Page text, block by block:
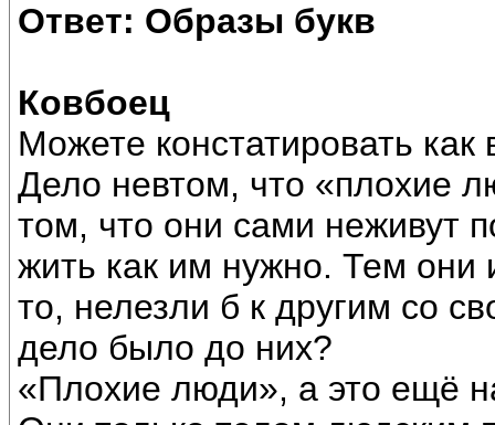
Ответ: Образы букв
Ковбоец
Можете констатировать как
Дело невтом, что «плохие
том, что они сами неживут
жить как им нужно. Тем
то, нелезли б к другим со
дело было до них?
«Плохие люди», а это ещё